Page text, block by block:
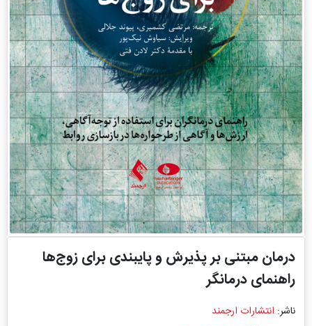
درمان مبتنی بر پذیرش و پایبندی برای زوج‌ها
راهنمای درمانگر
ناشر: انتشارات ارجمند